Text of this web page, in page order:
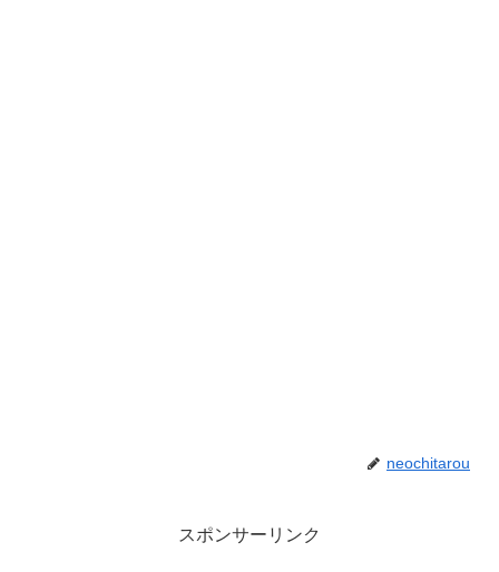
neochitarou
スポンサーリンク